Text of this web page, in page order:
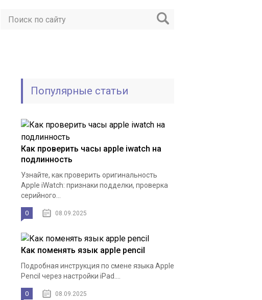
Популярные статьи
Как проверить часы apple iwatch на
подлинность
Узнайте, как проверить оригинальность
Apple iWatch: признаки подделки, проверка
серийного...
0 08.09.2025
Как поменять язык apple pencil
Подробная инструкция по смене языка Apple
Pencil через настройки iPad....
0 08.09.2025